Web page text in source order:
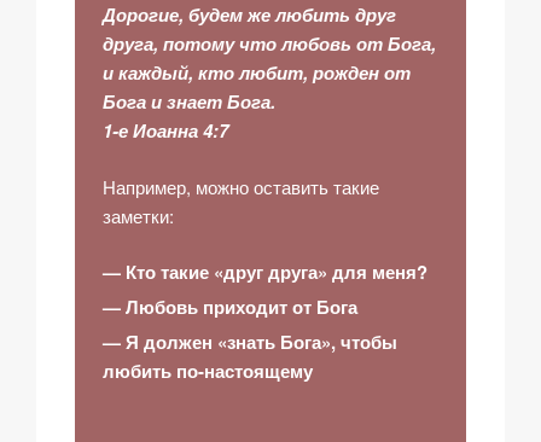
Дорогие, будем же любить друг
друга, потому что любовь от Бога,
и каждый, кто любит, рожден от
Бога и знает Бога.
1-е Иоанна 4:7
Например, можно оставить такие
заметки:
— Кто такие «друг друга» для меня?
— Любовь приходит от Бога
— Я должен «знать Бога», чтобы
любить по-настоящему